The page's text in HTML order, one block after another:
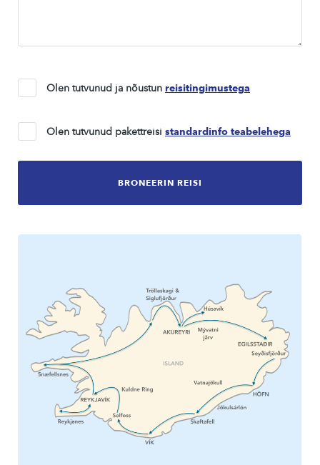
Olen tutvunud ja nõustun reisitingimustega
Olen tutvunud pakettreisi standardinfo teabelehega